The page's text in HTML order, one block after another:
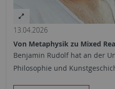
13.04.2026
Von Metaphysik zu Mixed
Benjamin Rudolf hat an der
Philosophie und